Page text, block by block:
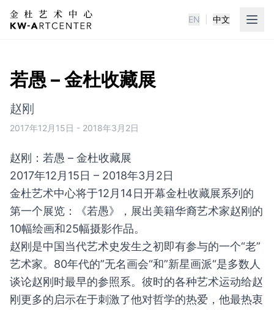
KWA金杜艺术中心
EN 中文
若愚 – 金杜收藏展
赵刚
2017年12月15日 - 2018年3月2日
赵刚：若愚 – 金杜收藏展
2017年12月15日 – 2018年3月2日
金杜艺术中心将于12月14日开幕金杜收藏展系列的
第一个展览：《若愚》，展出美籍华裔艺术家赵刚的
10幅绘画和25幅摄影作品。
赵刚是中国当代艺术史发生之初即有参与的一个“老”
艺术家。80年代的”无名画会“和”新星画派“是多数人
谈论赵刚时最早的参照系。彼时的各种艺术运动给赵
刚更多的启示在于刺激了他对哲学的热爱，他最热衷